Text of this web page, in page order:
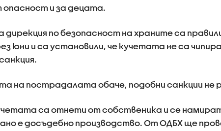
и за децата.
по безопасност на храните са
юни и са установили, че кучетата не са
на пострадалата обаче, подобни санкции не
са отнети от собственика и се
е досъдебно производство. От ОДБХ ще